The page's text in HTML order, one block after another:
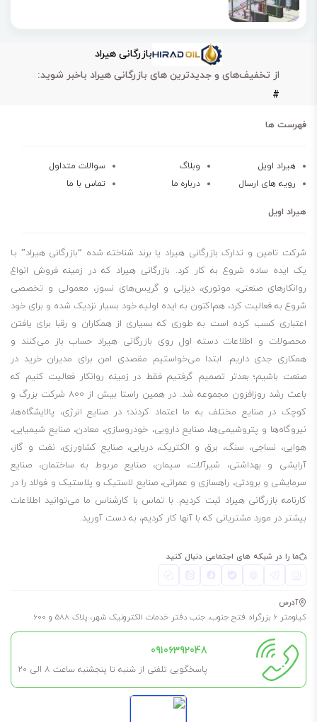
بازرگانی هیراد
از تخفیف‌های و جدیدترین های بازرگانی هیراد باخبر شوید:
#
فهرست ها
هیراد اویل وبلاگ
سوالات متداول
رویه های ارسال
درباره ما تماس با ما
هیراد اویل
شرکت تامین و تدارک بازرگانی هیراد یا برند شناخته شده “بازرگانی هیراد” بـا
یک ایده ساده شروع به کار کرد. بازرگانی هیراد که در زمینه فروش انواع
روانکارهای صنعتی، موتوری، دیزلی و گریس‌های نسوز، معمولی و تخصصی
شروع به فعالیت کرد، هم‌اکنون به ایده اولیه خود بسیار نزدیک شده و برای خود
اعتباری کسب کرده است به طوری که بسیاری از همکاران و رقبا برای یافتن
محصولات و اطلاعات دسته اول روی بازرگانی هیراد حساب باز می‌کنند و
همکاری جدی داریم. ابتدا می‌خواستیم مقصدی امن برای مدیران خرید در
صنعت باشیم؛ بعدتر تصمیم گرفتیم فقط در زمینه روانکار فعالیت کنیم که
باعث رشد روزافزون مجموعه شد. در همین راستا بیش از 800 شرکت بزرگ و
کوچک در صنایع مختلف به ما اعتماد کردند؛ در صنایع انرژی، پالایشگاه‌ها،
نیروگاه‌ها و پتروشیمی‌ها، صنایع دارویی، خودروسازی، معادن، صنایع شیمیایی،
هوایی، نساجی، سنگ، برق و الکتریک، دریایی، صنایع کشاورزی، نفت و گاز،
آرایشی و بهداشتی، شیرآلات، سیمان، صنایع مربوط به ساختمان، صنایع
سرمایشی و برودتی، راهسازی و عمرانی، صنایع لاستیک و پلاستیک و فولاد را در
کارنامه بازرگانی هیراد ثبت کردیم. با تماس با کارشناس ما می‌توانید اطلاعات
بیشتر در مورد مشتریانی که با آنها کار کردیم، به دست آورید.
ما را در شبکه های اجتماعی دنبال کنید
آدرس
کیلومتر 6 بزرگراه فتح جنوب، جنب دفتر خدمات الکترونیک شهر، پلاک 588 و 600
09106392048
پاسخگویی تلفنی از شنبه تا پنجشنبه ساعت 8 الی ۲۰